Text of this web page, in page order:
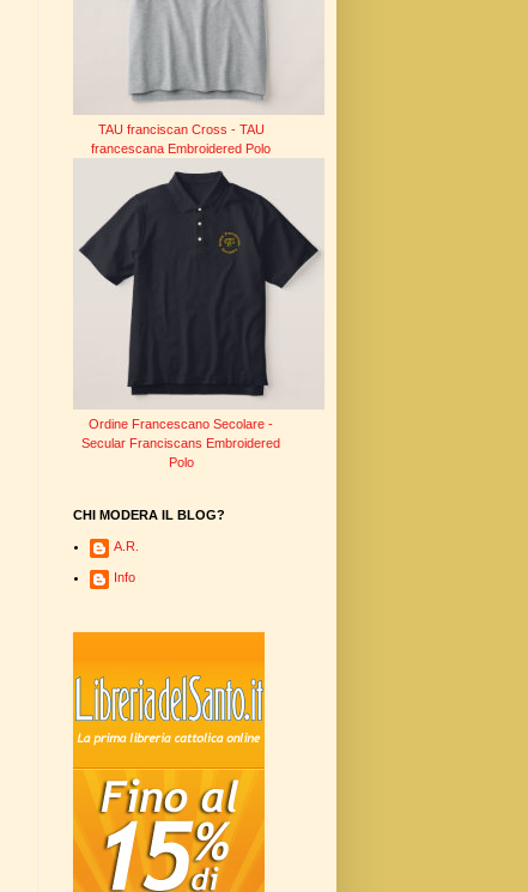
TAU franciscan Cross - TAU
francescana Embroidered Polo
Ordine Francescano Secolare -
Secular Franciscans Embroidered
Polo
CHI MODERA IL BLOG?
A.R.
Info